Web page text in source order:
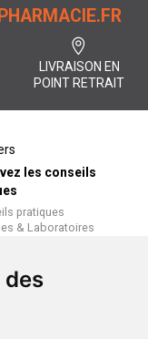
LIVRAISON EN
POINT RETRAIT
les conseils
pratiques
& Laboratoires
légales
personnelles